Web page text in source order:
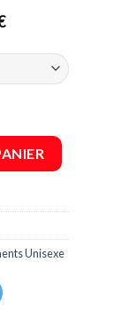
Plage
prix :
37,90 €
45,90 €
Unisexe